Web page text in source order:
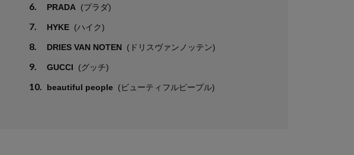
6. PRADA (プラダ)
7. HYKE (ハイク)
8. DRIES VAN NOTEN (ドリスヴァンノッテン)
9. GUCCI (グッチ)
10. beautiful people (ビューティフルピープル)